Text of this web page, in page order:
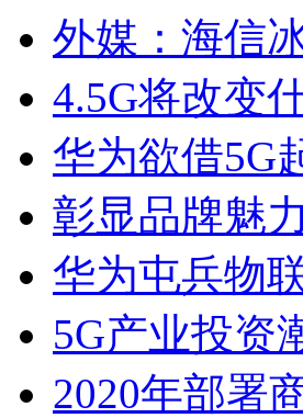
外媒：海信
4.5G将改变
华为欲借5G
彰显品牌魅
华为屯兵物
5G产业投资
2020年部署